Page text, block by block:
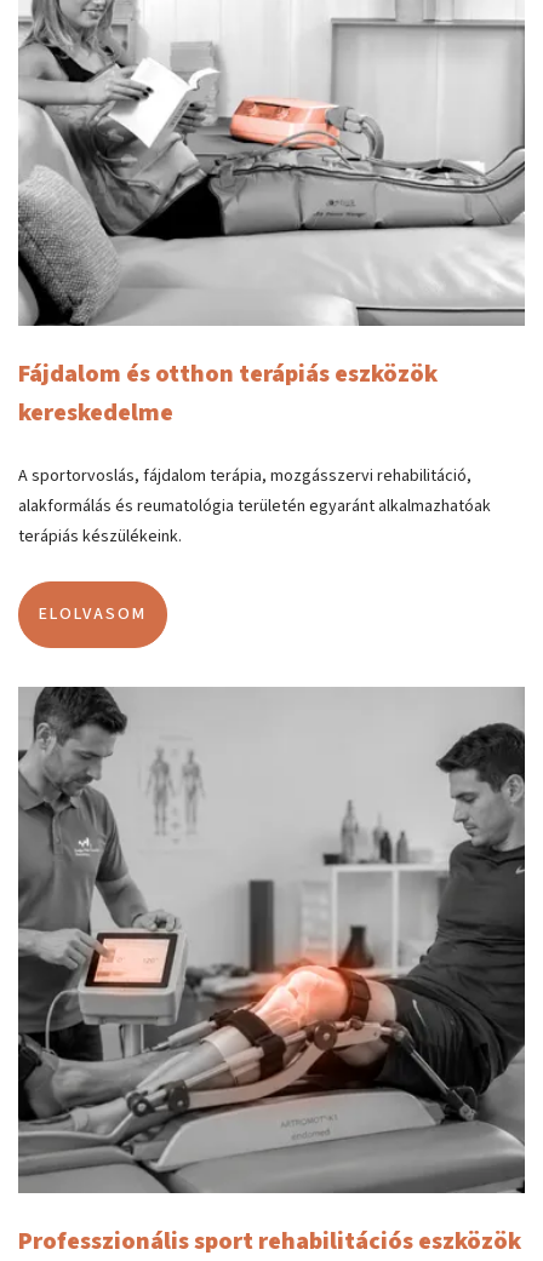
Fájdalom és otthon terápiás eszközök
kereskedelme
A sportorvoslás, fájdalom terápia, mozgásszervi rehabilitáció,
alakformálás és reumatológia területén egyaránt alkalmazhatóak
terápiás készülékeink.
ELOLVASOM
Professzionális sport rehabilitációs eszközök